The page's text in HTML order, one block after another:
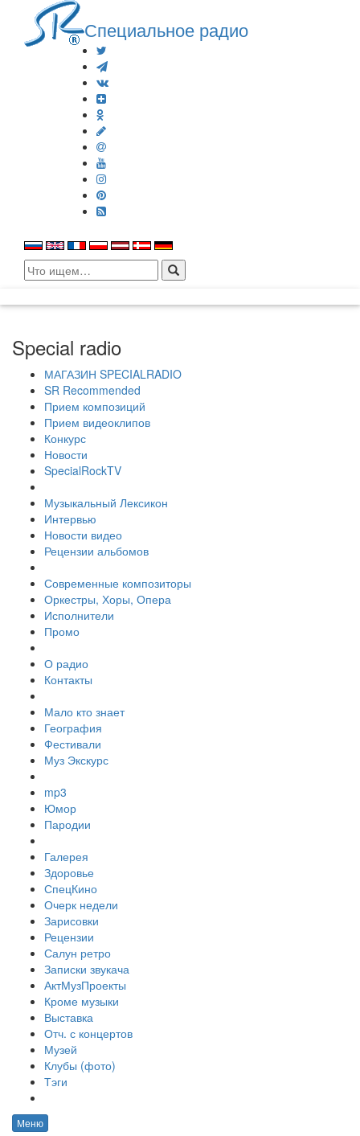
Специальное радио
Search
for:
Special radio
МАГАЗИН SPECIALRADIO
SR Recommended
Прием композиций
Прием видеоклипов
Конкурс
Новости
SpecialRockTV
Музыкальный Лексикон
Интервью
Новости видео
Рецензии альбомов
Современные композиторы
Оркестры, Хоры, Опера
Исполнители
Промо
О радио
Контакты
Мало кто знает
География
Фестивали
Муз Экскурс
mp3
Юмор
Пародии
Галерея
Здоровье
СпецКино
Очерк недели
Зарисовки
Рецензии
Салун ретро
Записки звукача
АктМузПроекты
Кроме музыки
Выставка
Отч. с концертов
Музей
Клубы (фото)
Тэги
Меню